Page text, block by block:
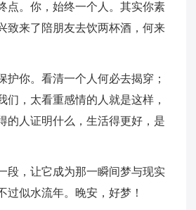
点。你，始终一个人。其实你素
致来了陪朋友去饮两杯酒，何来
你。看清一个人何必去揭穿；
，太看重感情的人就是这样，
的人证明什么，生活得更好，是
段，让它成为那一瞬间梦与现实
似水流年。晚安，好梦！